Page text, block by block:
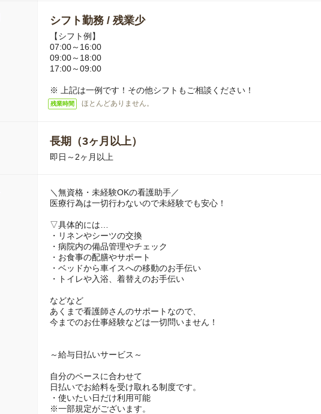
シフト勤務 / 残業少
【シフト例】
07:00～16:00
09:00～18:00
17:00～09:00
※ 上記は一例です！その他シフトもご相談ください！
残業時間 ほとんどありません。
長期（3ヶ月以上）
即日～2ヶ月以上
＼無資格・未経験OKの看護助手／
医療行為は一切行わないので未経験でも安心！
▽具体的には…
・リネンやシーツの交換
・病院内の備品管理やチェック
・お食事の配膳やサポート
・ベッドから車イスへの移動のお手伝い
・トイレや入浴、着替えのお手伝い
などなど
あくまで看護師さんのサポートなので、
今までのお仕事経験などは一切問いません！
～給与日払いサービス～
自分のペースに合わせて
日払いでお給料を受け取れる制度です。
・使いたい日だけ利用可能
※一部規定がございます。